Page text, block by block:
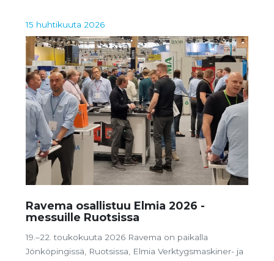
15 huhtikuuta 2026
Ravema osallistuu Elmia 2026 -
messuille Ruotsissa
19.–22. toukokuuta 2026 Ravema on paikalla
Jönköpingissä, Ruotsissa, Elmia Verktygsmaskiner- ja